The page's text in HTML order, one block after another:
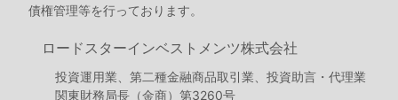
債権管理等を行っております。
ロードスターインベストメンツ株式会社
投資運用業、第二種金融商品取引業、投資助言・代理業
関東財務局長（金商）第3260号